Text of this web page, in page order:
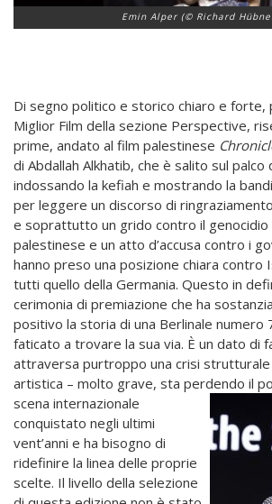
Emin Alper (© Richard
Di segno politico e storico chiaro e forte,
Miglior Film della sezione Perspective,
prime, andato al film palestinese
di Abdallah Alkhatib, che è salito sul
indossando la kefiah e mostrando la
per leggere un discorso di
e soprattutto un grido contro il genocidio
palestinese e un atto d’accusa contro i
hanno preso una posizione chiara contro
tutti quello della Germania. Questo in
cerimonia di premiazione che ha
positivo la storia di una Berlinale numero
faticato a trovare la sua via. È un dato di
attraversa purtroppo una crisi strutturale
artistica – molto grave, sta perdendo il
scena internazionale
conquistato negli ultimi
vent’anni e ha bisogno di
ridefinire la linea delle proprie
scelte. Il livello della selezione